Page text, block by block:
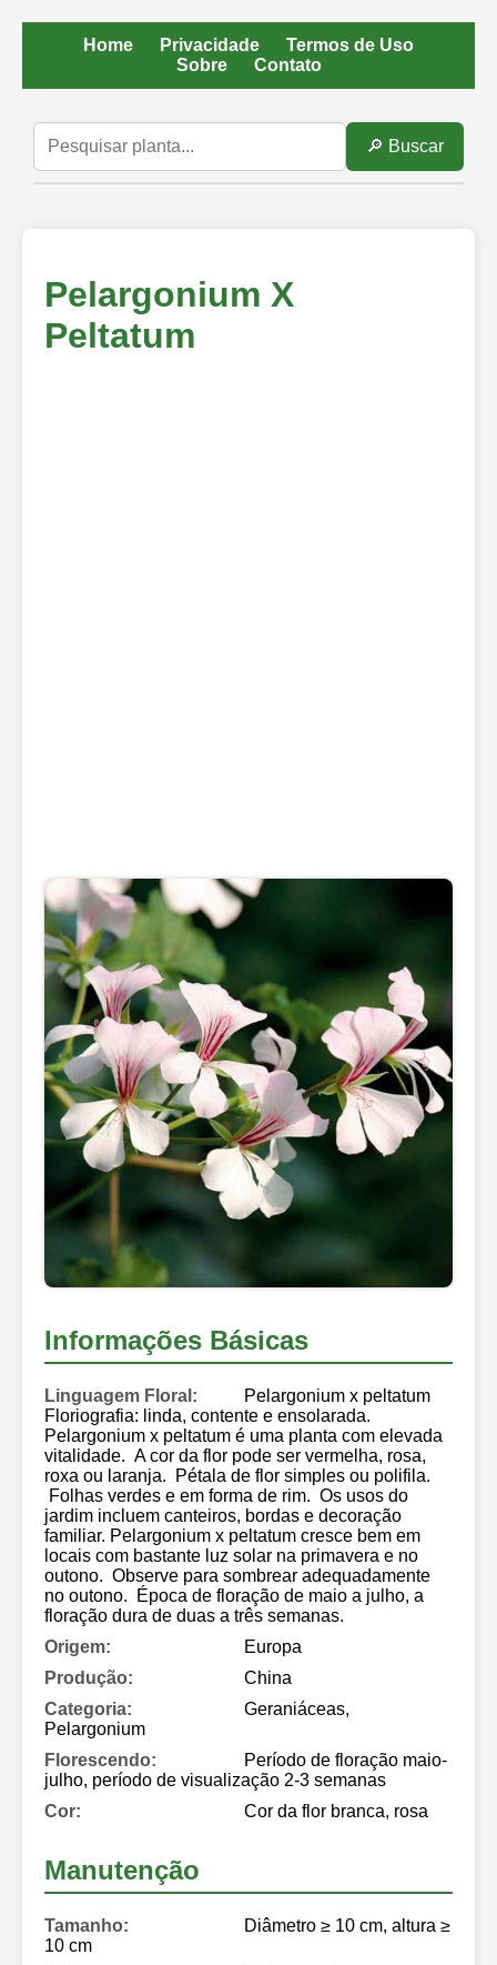
Home Privacidade
Termos de Uso
Sobre
Contato
🔎 Buscar
Pelargonium X
Peltatum
Informações Básicas
Linguagem Floral:
Pelargonium x peltatum
Floriografia: linda, contente e ensolarada.
Pelargonium x peltatum é uma planta com elevada
vitalidade. A cor da flor pode ser vermelha, rosa,
roxa ou laranja. Pétala de flor simples ou polifila.
Folhas verdes e em forma de rim. Os usos do
jardim incluem canteiros, bordas e decoração
familiar. Pelargonium x peltatum cresce bem em
locais com bastante luz solar na primavera e no
outono. Observe para sombrear adequadamente
no outono. Época de floração de maio a julho, a
floração dura de duas a três semanas.
Origem:
Europa
Produção:
China
Categoria:
Geraniáceas,
Pelargonium
Florescendo:
Período de floração maio-
julho, período de visualização 2-3 semanas
Cor:
Cor da flor branca, rosa
Manutenção
Tamanho:
Diâmetro ≥ 10 cm, altura ≥
10 cm